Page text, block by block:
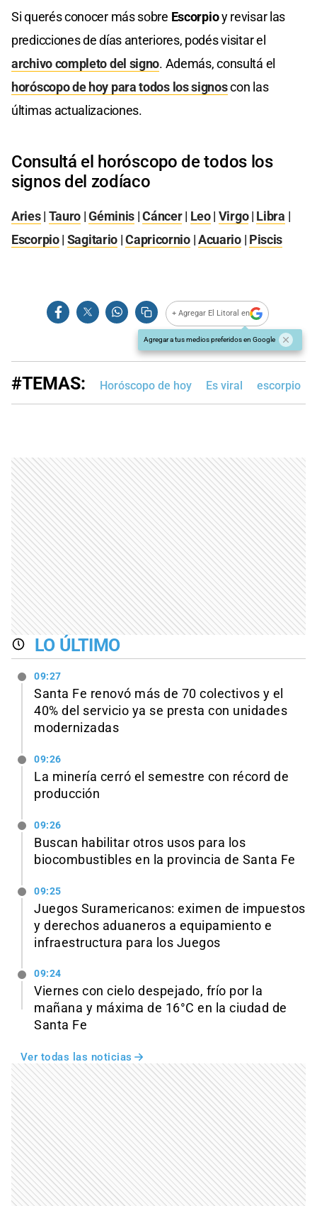
Si querés conocer más sobre Escorpioy revisar las
predicciones de días anteriores, podés visitar el
archivo completo del signo. Además, consultá el
horóscopo de hoy para todos los signoscon las
últimas actualizaciones.
Consultá el horóscopo de todos los
signos del zodíaco
Aries| Tauro |Géminis |Cáncer| Leo| Virgo| Libra |
Escorpio| Sagitario |Capricornio|Acuario| Piscis
+ Agregar El Litoral en
Agregar a tus medios preferidos en Google
#TEMAS: Horóscopo de hoy Es viral escorpio
LO ÚLTIMO
09:27
Santa Fe renovó más de 70 colectivos y el
40% del servicio ya se presta con unidades
modernizadas
09:26
La minería cerró el semestre con récord de
producción
09:26
Buscan habilitar otros usos para los
biocombustibles en la provincia de Santa Fe
09:25
Juegos Suramericanos: eximen de impuestos
y derechos aduaneros a equipamiento e
infraestructura para los Juegos
09:24
Viernes con cielo despejado, frío por la
mañana y máxima de 16°C en la ciudad de
Santa Fe
Ver todas las noticias